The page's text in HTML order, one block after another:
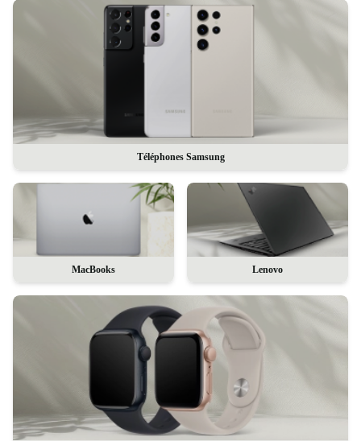
Téléphones Samsung
MacBooks Lenovo